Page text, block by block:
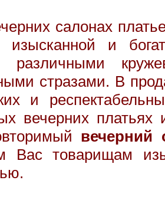
салонах
изысканной и
различными
стразами. В
и
вечерних
вечерний
Вас товарищам